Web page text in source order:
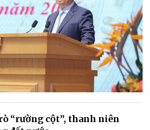
“rường cột”, thanh niên